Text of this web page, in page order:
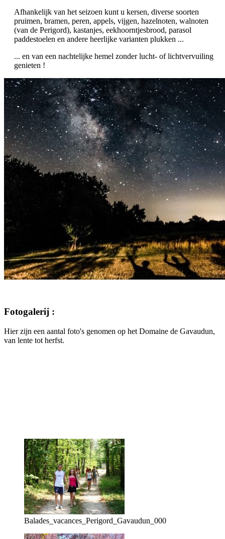
Afhankelijk van het seizoen kunt u kersen, diverse soorten
pruimen, bramen, peren, appels, vijgen, hazelnoten, walnoten
(van de Perigord), kastanjes, eekhoorntjesbrood, parasol
paddestoelen en andere heerlijke varianten plukken ...
... en van een nachtelijke hemel zonder lucht- of lichtvervuiling
genieten !
Fotogalerij :
Hier zijn een aantal foto's genomen op het Domaine de Gavaudun,
van lente tot herfst.
Balades_vacances_Perigord_Gavaudun_000